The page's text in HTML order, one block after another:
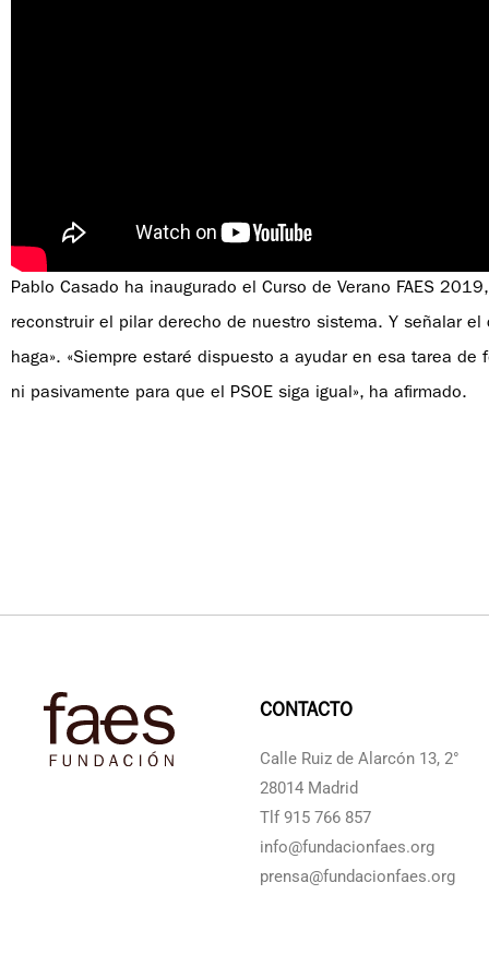
Pablo Casado ha inaugurado el Curso de Verano FAES
reconstruir el pilar derecho de nuestro sistema. Y señalar
haga». «Siempre estaré dispuesto a ayudar en esa tarea
ni pasivamente para que el PSOE siga igual», ha afirmado.
CONTACTO
Calle Ruiz de Alarcón 13, 2°
28014 Madrid
Tlf 915 766 857
info@fundacionfaes.org
prensa@fundacionfaes.org